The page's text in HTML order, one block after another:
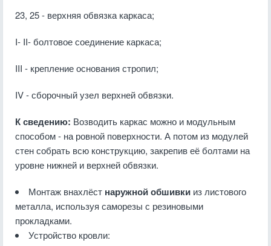
23, 25 - верхняя обвязка каркаса;
I- II- болтовое соединение каркаса;
III - крепление основания стропил;
IV - сборочный узел верхней обвязки.
К сведению: Возводить каркас можно и модульным
способом - на ровной поверхности. А потом из модулей
стен собрать всю конструкцию, закрепив её болтами на
уровне нижней и верхней обвязки.
Монтаж внахлёст наружной обшивки из листового
металла, используя саморезы с резиновыми
прокладками.
Устройство кровли: